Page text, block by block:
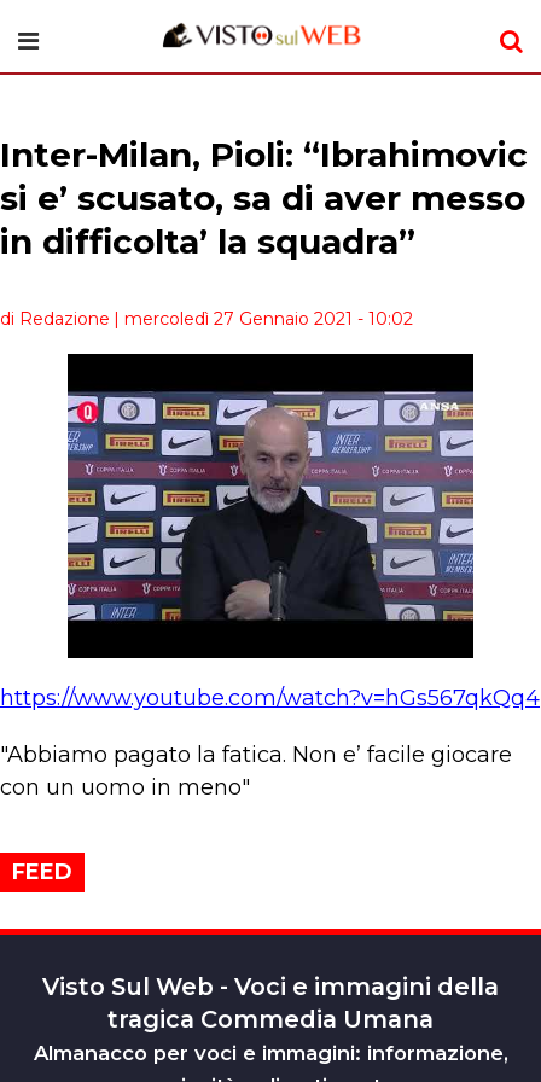
Inter-Milan, Pioli: “Ibrahimovic
si e’ scusato, sa di aver messo
in difficolta’ la squadra”
di Redazione | mercoledì 27 Gennaio 2021 - 10:02
https://www.youtube.com/watch?v=hGs567qkQq4
"Abbiamo pagato la fatica. Non e’ facile giocare
con un uomo in meno"
FEED
Visto Sul Web - Voci e immagini della
tragica Commedia Umana
Almanacco per voci e immagini: informazione,